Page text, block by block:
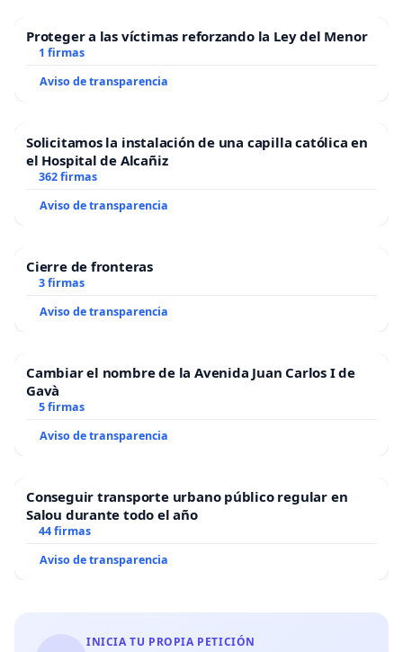
Proteger a las víctimas reforzando la Ley del Menor
1 firmas
Aviso de transparencia
Solicitamos la instalación de una capilla católica en
el Hospital de Alcañiz
362 firmas
Aviso de transparencia
Cierre de fronteras
3 firmas
Aviso de transparencia
Cambiar el nombre de la Avenida Juan Carlos I de
Gavà
5 firmas
Aviso de transparencia
Conseguir transporte urbano público regular en
Salou durante todo el año
44 firmas
Aviso de transparencia
INICIA TU PROPIA PETICIÓN